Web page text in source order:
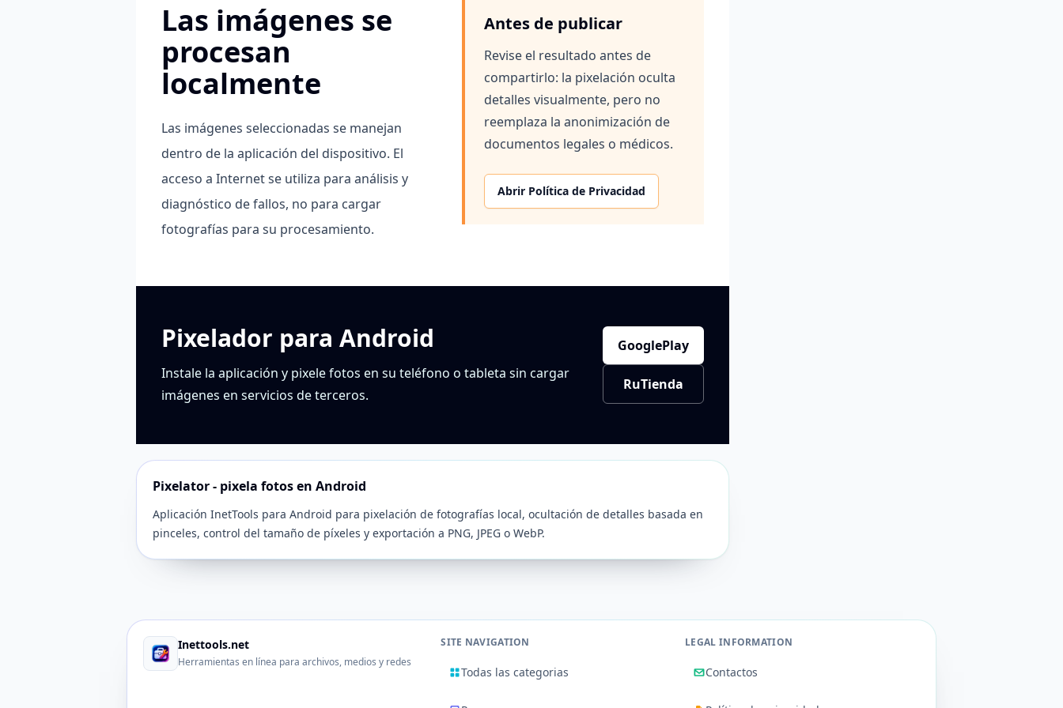
Las imágenes se
procesan
localmente
Las imágenes seleccionadas se manejan
dentro de la aplicación del dispositivo. El
acceso a Internet se utiliza para análisis y
diagnóstico de fallos, no para cargar
fotografías para su procesamiento.
Antes de publicar
Revise el resultado antes de
compartirlo: la pixelación oculta
detalles visualmente, pero no
reemplaza la anonimización de
documentos legales o médicos.
Abrir Política de Privacidad
Pixelador para Android
Instale la aplicación y pixele fotos en su teléfono o tableta sin cargar
imágenes en servicios de terceros.
GooglePlay
RuTienda
Pixelator - pixela fotos en Android
Aplicación InetTools para Android para pixelación de fotografías local, ocultación de detalles basada en
pinceles, control del tamaño de píxeles y exportación a PNG, JPEG o WebP.
Inettools.net
Herramientas en línea para archivos, medios y redes
SITE NAVIGATION
Todas las categorias
LEGAL INFORMATION
Contactos